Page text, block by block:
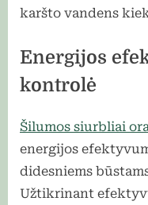
karšto vandens
Energijos
kontrolė
Šilumos siurbliai
energijos
didesniems
Užtikrinant